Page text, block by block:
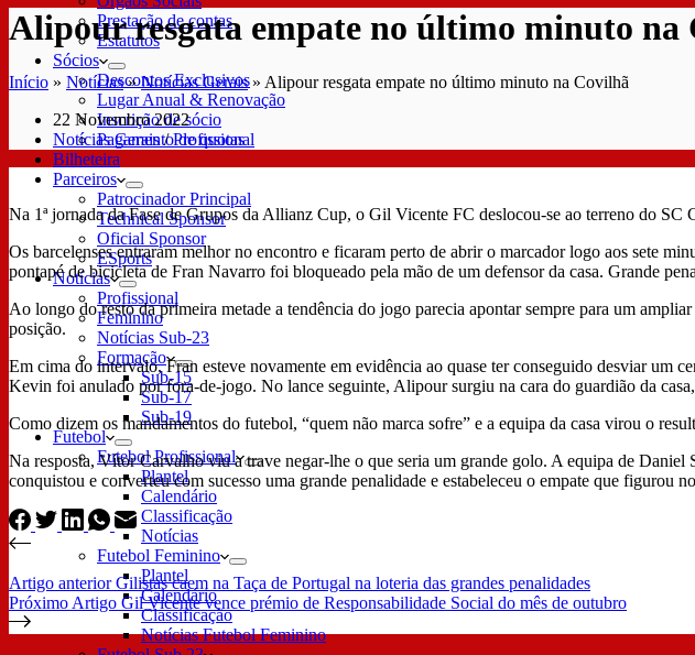
Prestação de contas
Estatutos
Sócios
Descontos Exclusivos
Lugar Anual & Renovação
Inscrição de sócio
Pagamento de quotas
Bilheteira
Parceiros
Patrocinador Principal
Technical Sponsor
Oficial Sponsor
ESports
Notícias
Profissional
Feminino
Notícias Sub-23
Formação
Sub-15
Sub-17
Sub-19
Futebol
Futebol Profissional
Plantel
Calendário
Classificação
Notícias
Futebol Feminino
Plantel
Calendário
Classificação
Notícias Futebol Feminino
Alipour resgata empate no último minuto na
Início » Notícias»Notícias Gerais» Alipour resgata empate no último minuto na Covilhã
22 Novembro 2022
Notícias Gerais/Profissional
Na 1ª jornada da Fase de Grupos da Allianz Cup, o Gil Vicente FC deslocou-se ao terreno do
Os barcelenses entraram melhor no encontro e ficaram perto de abrir o marcador logo aos sete
pontapé de bicicleta de Fran Navarro foi bloqueado pela mão de um defensor da casa. Grande
Ao longo do resto da primeira metade a tendência do jogo parecia apontar sempre para um
posição.
Em cima do intervalo, Fran esteve novamente em evidência ao quase ter conseguido desviar
Kevin foi anulado por fora-de-jogo. No lance seguinte, Alipour surgiu na cara do guardião da
Como dizem os mandamentos do futebol, “quem não marca sofre” e a equipa da casa virou o
Na resposta, Vítor Carvalho viu a trave negar-lhe o que seria um grande golo. A equipa de
conquistou e converteu com sucesso uma grande penalidade e estabeleceu o empate que figurou
Artigo anteriorGilistas caem na Taça de Portugal na loteria das grandes penalidades
Próximo Artigo Gil Vicente vence prémio de Responsabilidade Social do mês de outubro